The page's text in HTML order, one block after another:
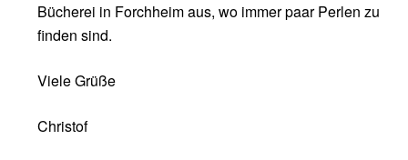
Bücherei in Forchheim aus, wo immer paar Perlen zu
finden sind.
Viele Grüße
Christof